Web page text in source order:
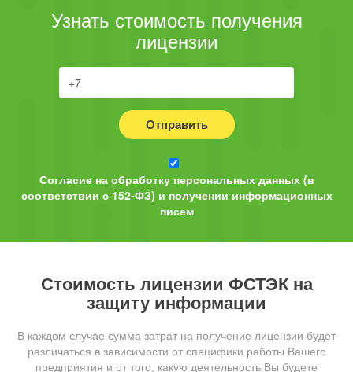
Узнать стоимость получения
лицензии
Отправить
Согласие на обработку персональных данных (в
соответствии с 152-ФЗ) и получении информационных
писем
Стоимость лицензии ФСТЭК на
защиту информации
В каждом случае сумма затрат на получение лицензии будет
различаться в зависимости от специфики работы Вашего
предприятия и от того, какую деятельность Вы будете